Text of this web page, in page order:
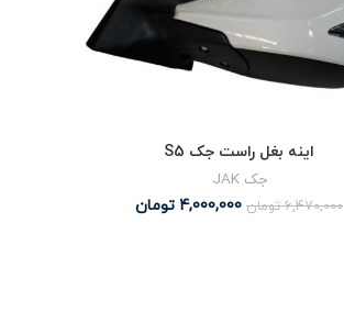
اینه بغل راست جک S5
جک JAK
6,470,000 تومان 4,000,000 تومان